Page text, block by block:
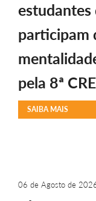
estudantes
participam
pela 8ª
SAIBA MAIS
06 de Agosto de